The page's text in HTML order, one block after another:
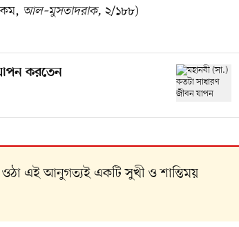
আল–মুসতাদরাক, ২/১৮৮)
করতেন
ওঠা এই আনুগত্যই একটি সুখী ও শান্তিময়